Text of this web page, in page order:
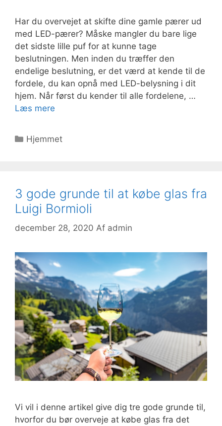
Har du overvejet at skifte dine gamle pærer ud
med LED-pærer? Måske mangler du bare lige
det sidste lille puf for at kunne tage
beslutningen. Men inden du træffer den
endelige beslutning, er det værd at kende til de
fordele, du kan opnå med LED-belysning i dit
hjem. Når først du kender til alle fordelene, …
Læs mere
Kategorier
Hjemmet
3 gode grunde til at købe glas fra
Luigi Bormioli
december 28, 2020 Af admin
Vi vil i denne artikel give dig tre gode grunde til,
hvorfor du bør overveje at købe glas fra det